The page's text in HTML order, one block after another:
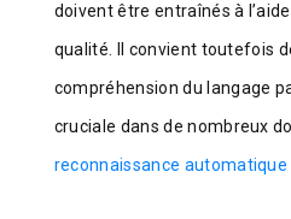
doivent être entraînés à
qualité. Il convient toutefois
compréhension du langage
cruciale dans de nombreux
reconnaissance automatique